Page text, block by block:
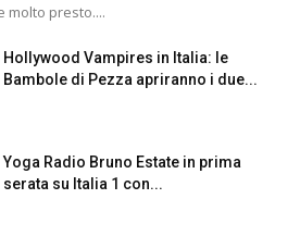
molto presto....
Hollywood Vampires in Italia: le
Bambole di Pezza apriranno i due...
Yoga Radio Bruno Estate in prima
serata su Italia 1 con...